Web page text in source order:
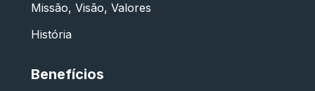
Missão, Visão, Valores
História
Benefícios